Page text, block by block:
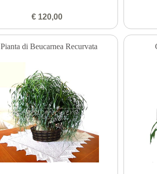
€ 120,00
Pianta di Beucarnea Recurvata